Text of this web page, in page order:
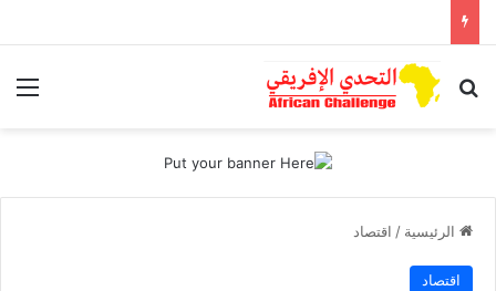
بحث عن
الرئيسية / اقتصاد
اقتصاد